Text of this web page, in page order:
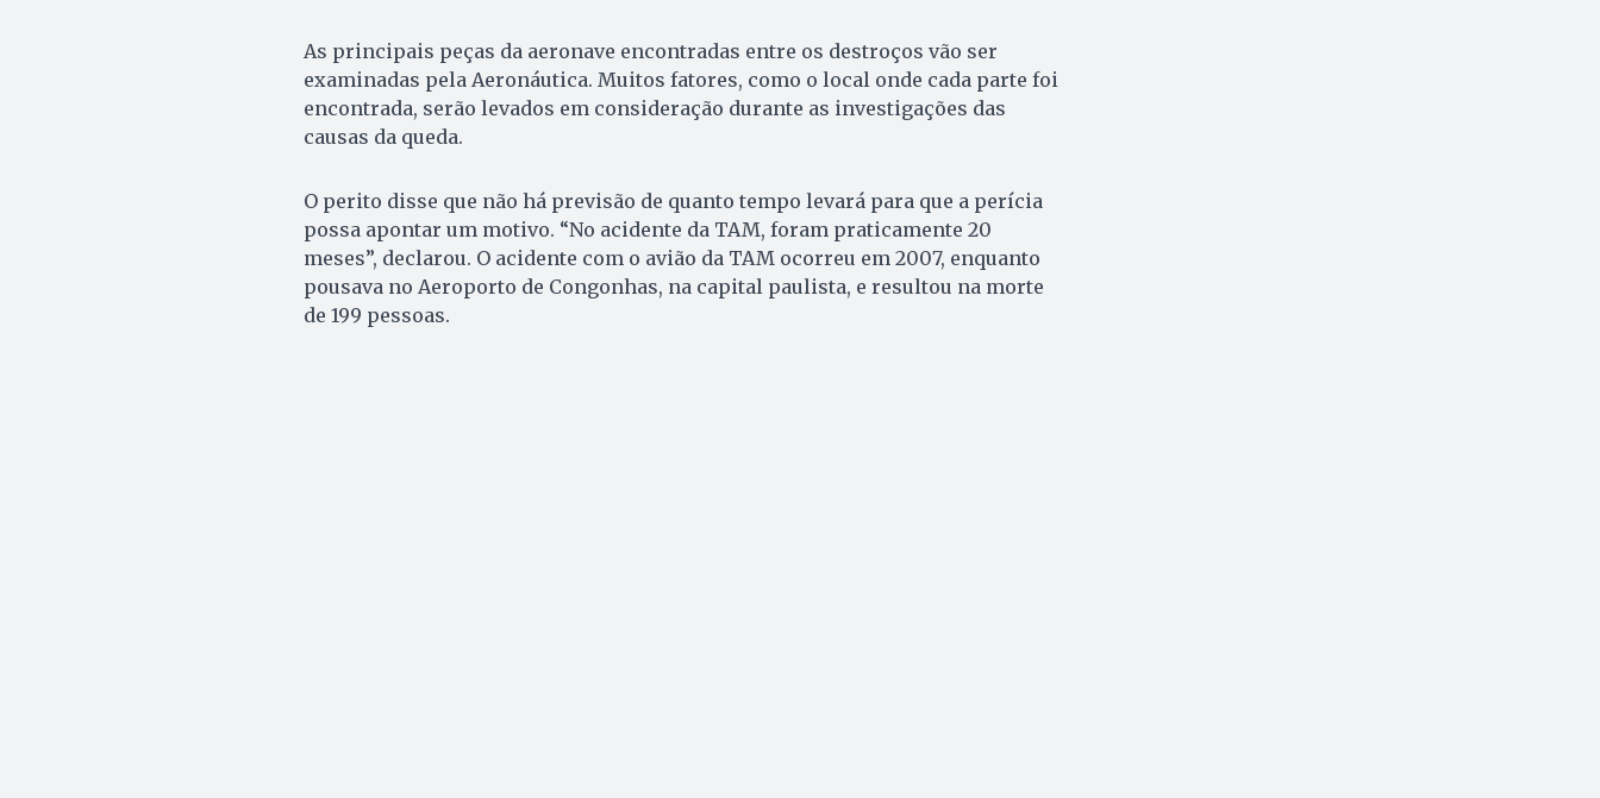
As principais peças da aeronave encontradas entre os destroços vão ser
examinadas pela Aeronáutica. Muitos fatores, como o local onde cada parte foi
encontrada, serão levados em consideração durante as investigações das
causas da queda.
O perito disse que não há previsão de quanto tempo levará para que a perícia
possa apontar um motivo. “No acidente da TAM, foram praticamente 20
meses”, declarou. O acidente com o avião da TAM ocorreu em 2007, enquanto
pousava no Aeroporto de Congonhas, na capital paulista, e resultou na morte
de 199 pessoas.